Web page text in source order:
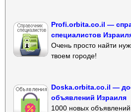
Profi.orbita.co.il —
специалистов
Очень просто найти
твоем городе!
Doska.orbita.co.il —
объявлений Израиля
1000 новых